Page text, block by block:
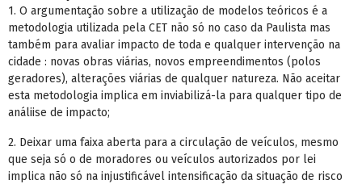
1. O argumentação sobre a utilização de modelos teóricos é a
metodologia utilizada pela CET não só no caso da Paulista mas
também para avaliar impacto de toda e qualquer intervenção na
cidade : novas obras viárias, novos empreendimentos (polos
geradores), alterações viárias de qualquer natureza. Não aceitar
esta metodologia implica em inviabilizá-la para qualquer tipo de
análiise de impacto;
2. Deixar uma faixa aberta para a circulação de veículos, mesmo
que seja só o de moradores ou veículos autorizados por lei
implica não só na injustificável intensificação da situação de risco